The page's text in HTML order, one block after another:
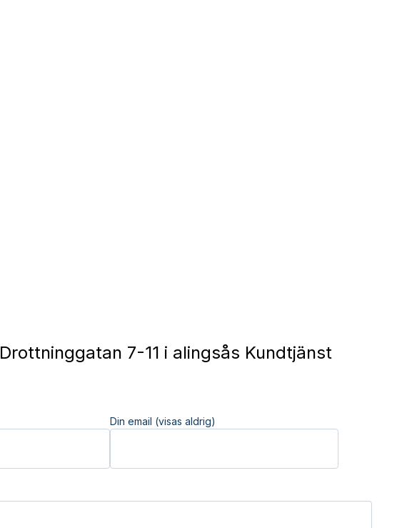
Drottninggatan 7-11 i alingsås Kundtjänst
Din email (visas aldrig)